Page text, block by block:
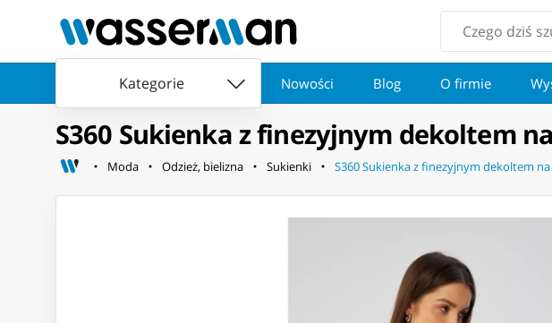
Kategorie Nowości Blog O firmie
S360 Sukienka z finezyjnym dekoltem
Moda Odzież, bielizna Sukienki S360 Sukienka z finezyjnym dekoltem